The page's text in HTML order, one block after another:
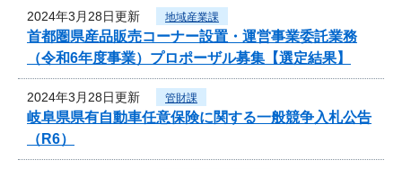
2024年3月28日更新 地域産業課
首都圏県産品販売コーナー設置・運営事業委託業務
（令和6年度事業）プロポーザル募集【選定結果】
2024年3月28日更新 管財課
岐阜県県有自動車任意保険に関する一般競争入札公告
（R6）